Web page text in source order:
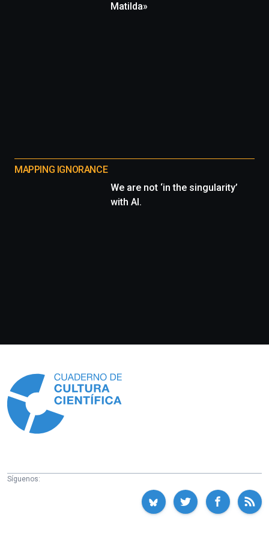
Matilda»
MAPPING IGNORANCE
We are not ‘in the singularity’
with AI.
Síguenos: